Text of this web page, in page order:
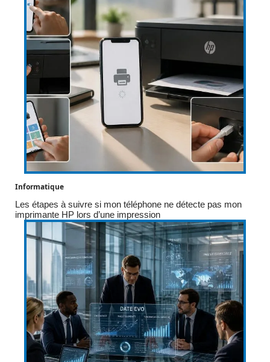
Informatique
Les étapes à suivre si mon téléphone ne détecte pas mon
imprimante HP lors d’une impression